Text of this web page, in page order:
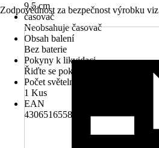
9,5 cm
časovač
Neobsahuje časovač
Obsah balení
Bez baterie
Pokyny k likvidaci
Řiďte se pokyny pro likvidaci
Počet světelných zdrojů
1 Kus
EAN
4306516558674
Zodpovědnost za bezpečnost výrobku viz